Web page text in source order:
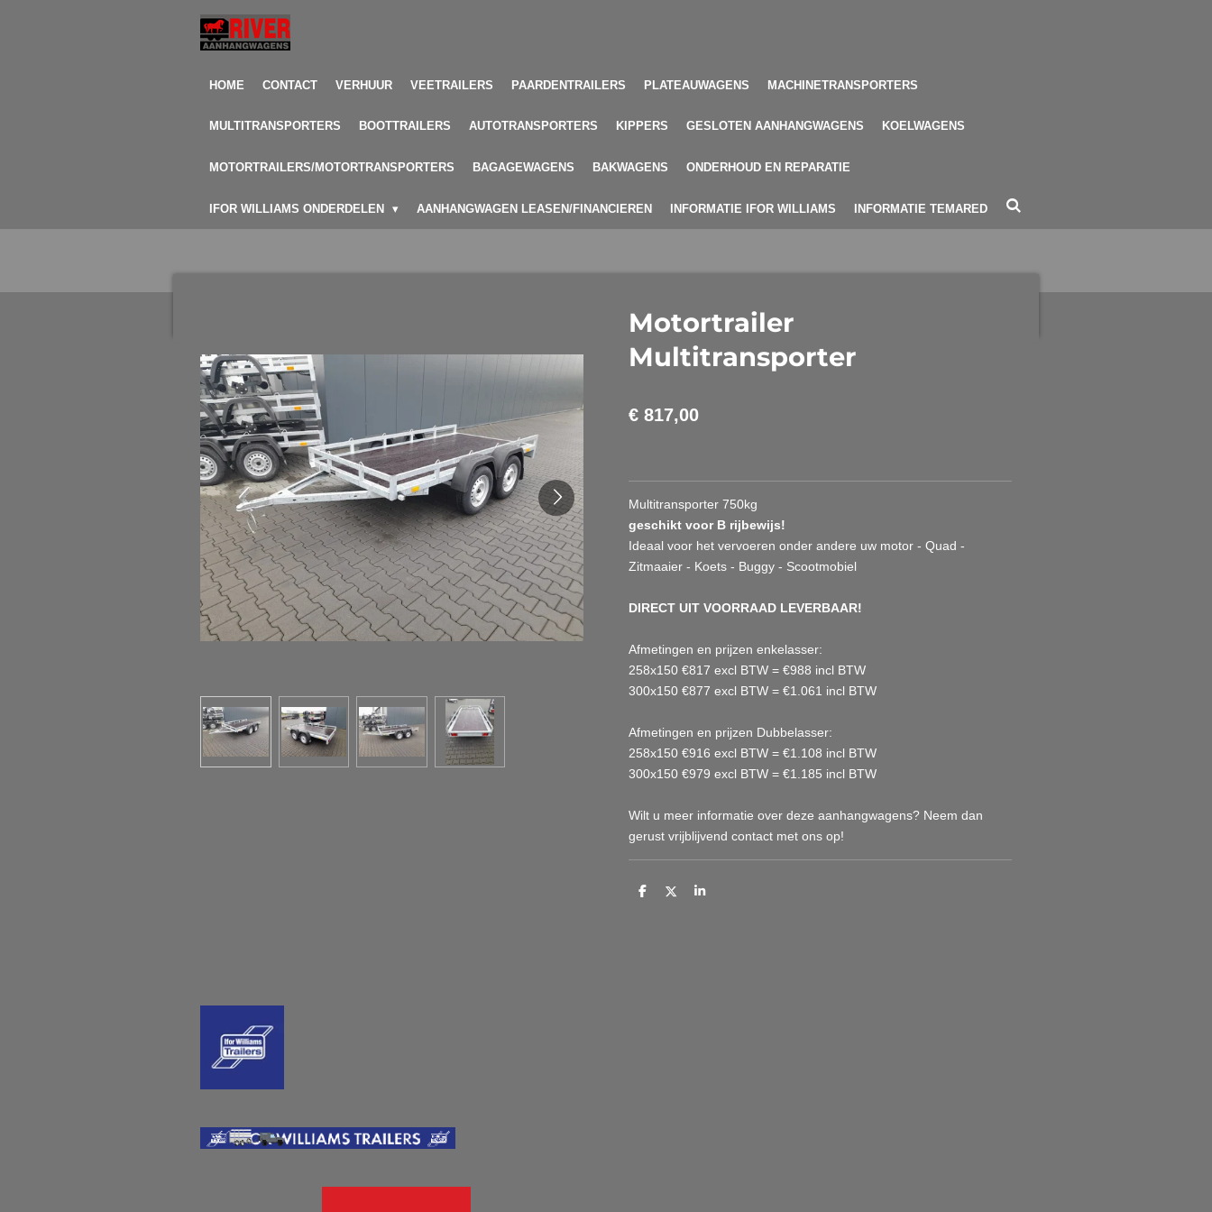
HOME CONTACT VERHUUR VEETRAILERS PAARDENTRAILERS PLATEAUWAGENS MACHINETRANSPORTERS
MULTITRANSPORTERS BOOTTRAILERS AUTOTRANSPORTERS KIPPERS GESLOTEN AANHANGWAGENS KOELWAGENS
MOTORTRAILERS/MOTORTRANSPORTERS BAGAGEWAGENS BAKWAGENS ONDERHOUD EN REPARATIE
IFOR WILLIAMS ONDERDELEN AANHANGWAGEN LEASEN/FINANCIEREN INFORMATIE IFOR WILLIAMS INFORMATIE TEMARED
Motortrailer
Multitransporter
€ 817,00
Multitransporter 750kg
geschikt voor B rijbewijs!
Ideaal voor het vervoeren onder andere uw motor - Quad -
Zitmaaier - Koets - Buggy - Scootmobiel
DIRECT UIT VOORRAAD LEVERBAAR!
Afmetingen en prijzen enkelasser:
258x150 €817 excl BTW = €988 incl BTW
300x150 €877 excl BTW = €1.061 incl BTW
Afmetingen en prijzen Dubbelasser:
258x150 €916 excl BTW = €1.108 incl BTW
300x150 €979 excl BTW = €1.185 incl BTW
Wilt u meer informatie over deze aanhangwagens? Neem dan
gerust vrijblijvend contact met ons op!
D
D
S